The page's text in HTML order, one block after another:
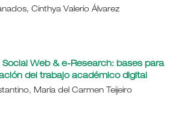
Cinthya Valerio Álvarez
Social Web & e-Research: bases para
del trabajo académico digital
María del Carmen Teijeiro